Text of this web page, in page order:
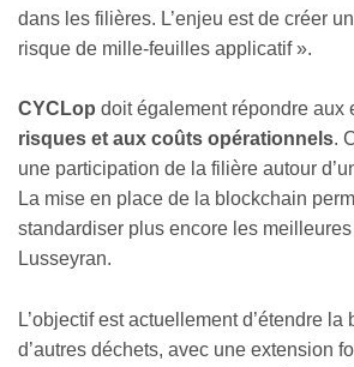
dans les filières. L’enjeu est de créer
risque de mille-feuilles applicatif ».
CYCLop doit également répondre aux
risques et aux coûts opérationnels.
une participation de la filière autour
La mise en place de la blockchain
standardiser plus encore les
Lusseyran.
L’objectif est actuellement d’étendre la
d’autres déchets, avec une extension